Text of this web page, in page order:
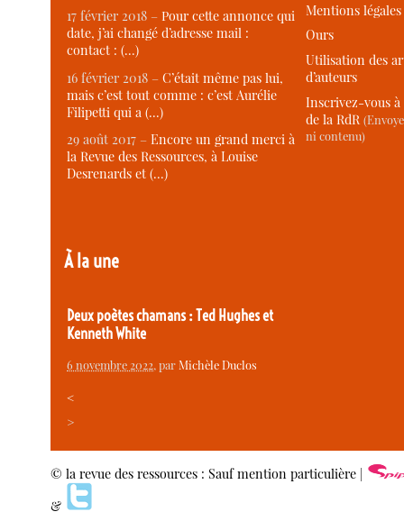
17 février 2018 –Pour cette annonce qui
date, j’ai changé d’adresse mail :
contact : (…)
16 février 2018 –C’était même pas lui,
mais c’est tout comme : c’est Aurélie
Filipetti qui a (…)
29 août 2017 –Encore un grand merci à
la Revue des Ressources, à Louise
Desrenards et (…)
À la une
Deux poètes chamans : Ted Hughes et
Kenneth White
6 novembre 2022, parMichèle Duclos
<
>
Mentions légales
Ours
Utilisation des
d’auteurs
Inscrivez-vous
de la RdR
ni contenu)
© la revue des ressources : Sauf mention particulière |
&